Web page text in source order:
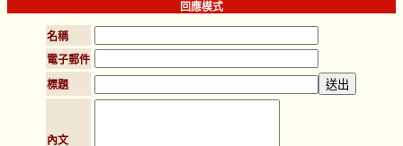
回應模式
名稱
電子郵件
標題
內文